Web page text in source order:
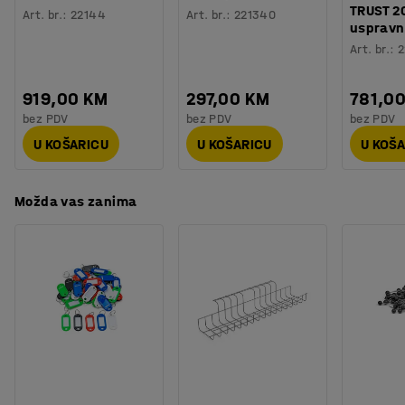
dodatke koji pomažu kod organiziranja radnog prostora.
Težina
75,45
Art. br.: 22144
919,00 KM
bez PDV
U KOŠARICU
Art. br.: 221340
297,00 KM
bez PDV
U KOŠARICU
TRUST
Art. br.:
bez PDV
U
Možda vas zanima